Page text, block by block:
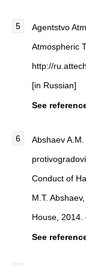
Agentstvo
Atmospheric
http://
[in Russian]
See
Abshaev
Conduct of
M.T.
House,
See